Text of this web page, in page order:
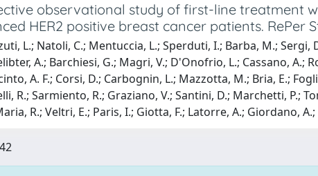
observational study of first-line treatment
HER2 positive breast cancer patients. RePer
L.; Natoli, C.; Mentuccia, L.; Sperduti, I.; Barba, M.; Sergi,
A.; Barchiesi, G.; Magri, V.; D'Onofrio, L.; Cassano, A.;
A. F.; Corsi, D.; Carbognin, L.; Mazzotta, M.; Bria, E.;
R.; Sarmiento, R.; Graziano, V.; Santini, D.; Marchetti, P.;
R.; Veltri, E.; Paris, I.; Giotta, F.; Latorre, A.; Giordano,